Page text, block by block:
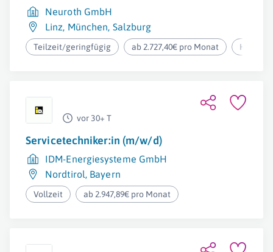
Neuroth GmbH
Linz, München, Salzburg
Teilzeit/geringfügig ab 2.727,40€ pro Monat
vor 30+ T
Servicetechniker:in (m/w/d)
IDM-Energiesysteme GmbH
Nordtirol, Bayern
Vollzeit ab 2.947,89€ pro Monat